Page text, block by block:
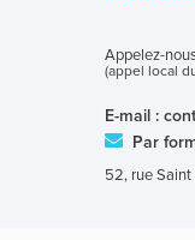
Appelez-
(appel local
E-mail :
Par
52, rue Saint